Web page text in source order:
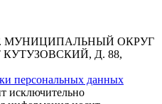
МУНИЦИПАЛЬНЫЙ ОКРУГ
Д. 88,
персональных данных
исключительно